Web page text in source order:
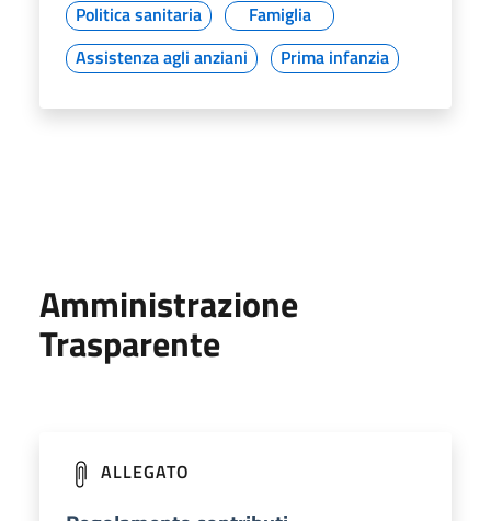
Politica sanitaria
Famiglia
Assistenza agli anziani
Prima infanzia
Amministrazione
Trasparente
ALLEGATO